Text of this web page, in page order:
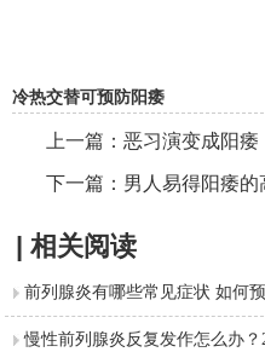
冷热交替可预防阳痿
上一篇： 恶习演变成阳痿
下一篇： 男人易得阳痿的
| 相关阅读
前列腺炎有哪些常见症状 如何
慢性前列腺炎反复发作怎么办